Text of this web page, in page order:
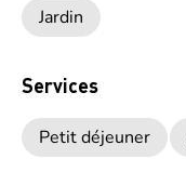
Jardin
Services
Petit déjeuner